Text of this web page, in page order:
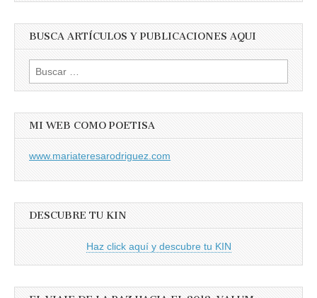
BUSCA ARTÍCULOS Y PUBLICACIONES AQUI
Buscar:
MI WEB COMO POETISA
www.mariateresarodriguez.com
DESCUBRE TU KIN
Haz click aquí y descubre tu KIN